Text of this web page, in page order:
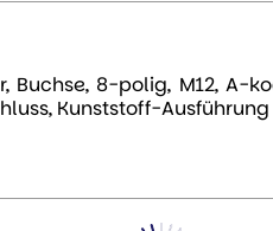
Buchse, 8-polig, M12,
Kunststoff-Ausführung